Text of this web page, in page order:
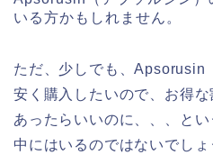
いる方かもしれません。
ただ、少しでも、Apsorusin
安く購入したいので、お得
あったらいいのに、、、と
中にはいるのではないでしょ